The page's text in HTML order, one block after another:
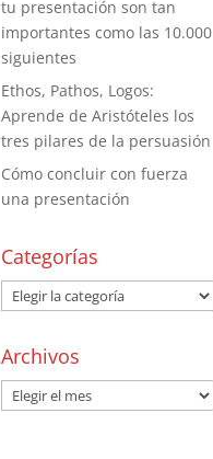
tu presentación son tan
importantes como las 10.000
siguientes
Ethos, Pathos, Logos:
Aprende de Aristóteles los
tres pilares de la persuasión
Cómo concluir con fuerza
una presentación
Categorías
Archivos